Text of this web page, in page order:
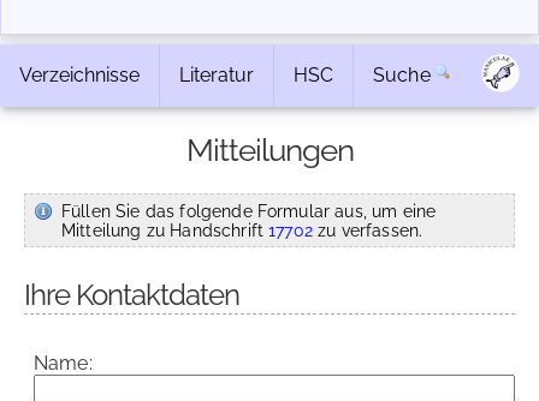
Verzeichnisse Literatur HSC Suche
Mitteilungen
Füllen Sie das folgende Formular aus, um eine
Mitteilung zu Handschrift17702zu verfassen.
Ihre Kontaktdaten
Name: